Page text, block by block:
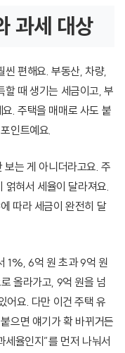
과세 대상
씬 편해요. 부동산, 차량,
할 때 생기는 세금이고, 부
. 주택을 매매로 사도 붙
인트예요.
보는 게 아니더라고요. 주
얽혀서 세율이 달라져요.
따라 세금이 완전히 달
1%, 6억 원 초과 9억 원
올라가고, 9억 원을 넘
어요. 다만 이건 주택 유
으면 얘기가 확 바뀌거든
율인지”를 먼저 나눠서